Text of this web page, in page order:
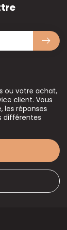
ou votre achat,
client. Vous
les réponses
différentes